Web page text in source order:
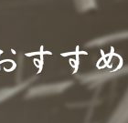
すすめ